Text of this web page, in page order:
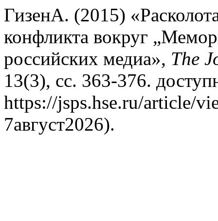
ГизенА. (2015)
конфликта вокруг
российских медиа», The
13(3), сс. 363-376.
https://jsps.hse.ru/article/
7август2026).